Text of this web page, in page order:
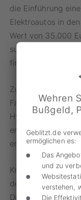
die Einführung
Elektroautos in
Wert von 35.000
subventioniert
finanziert werden
Zudem sieht der
Fahrzeuge mit
Hybride um zwei
erhöhen. Damit
erleichtert werden.
Kritiker eines
der CO₂-Abgabe
Wehren
Bußgeld,
Geblitzt.de
ermöglichen es:
Das
und zu
verstehen,
Die